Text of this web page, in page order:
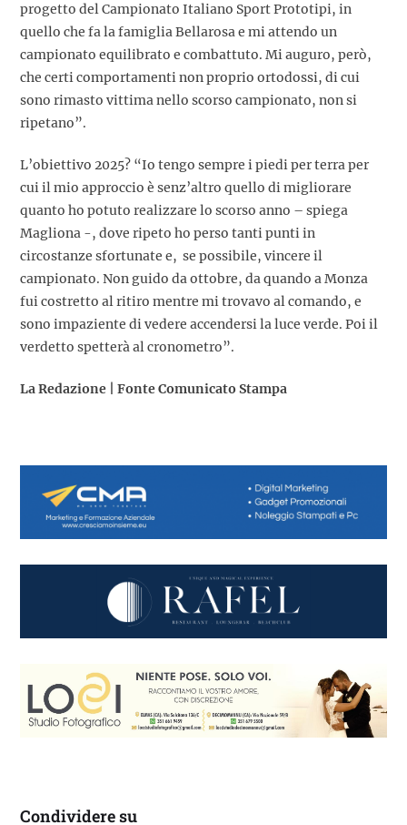
progetto del Campionato Italiano Sport Prototipi, in
quello che fa la famiglia Bellarosa e mi attendo un
campionato equilibrato e combattuto. Mi auguro, però,
che certi comportamenti non proprio ortodossi, di cui
sono rimasto vittima nello scorso campionato, non si
ripetano”.
L’obiettivo 2025? “Io tengo sempre i piedi per terra per
cui il mio approccio è senz’altro quello di migliorare
quanto ho potuto realizzare lo scorso anno – spiega
Magliona -, dove ripeto ho perso tanti punti in
circostanze sfortunate e, se possibile, vincere il
campionato. Non guido da ottobre, da quando a Monza
fui costretto al ritiro mentre mi trovavo al comando, e
sono impaziente di vedere accendersi la luce verde. Poi il
verdetto spetterà al cronometro”.
La Redazione | Fonte Comunicato Stampa
Condividere su